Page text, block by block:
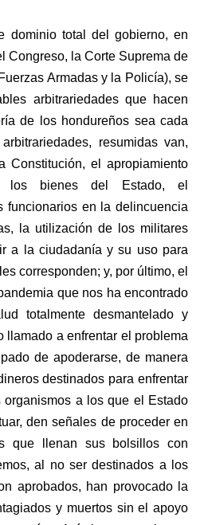
dominio total del gobierno, en
Congreso, la Corte Suprema de
Armadas y la Policía), se
arbitrariedades que hacen
de los hondureños sea cada
resumidas van,
Constitución, el apropiamiento
bienes del Estado, el
funcionarios en la delincuencia
la utilización de los militares
a la ciudadanía y su uso para
corresponden; y, por último, el
que nos ha encontrado
totalmente desmantelado y
llamado a enfrentar el problema
de apoderarse, de manera
destinados para enfrentar
a los que el Estado
den señales de proceder en
que llenan sus bolsillos con
al no ser destinados a los
aprobados, han provocado la
y muertos sin el apoyo